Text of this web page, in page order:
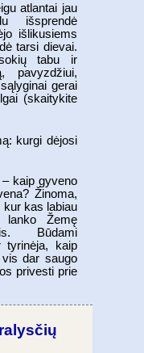
atlantai jau
išsprendė
išlikusiems
tarsi dievai.
tabu ir
pavyzdžiui,
gerai
(skaitykite
kurgi dėjosi
– kaip gyveno
Žinoma,
kur kas labiau
lanko Žemę
Būdami
tyrinėja, kaip
dar saugo
privesti prie